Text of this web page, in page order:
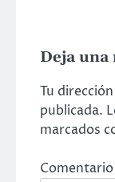
Deja una
Tu
publicada.
marcados
Comentario